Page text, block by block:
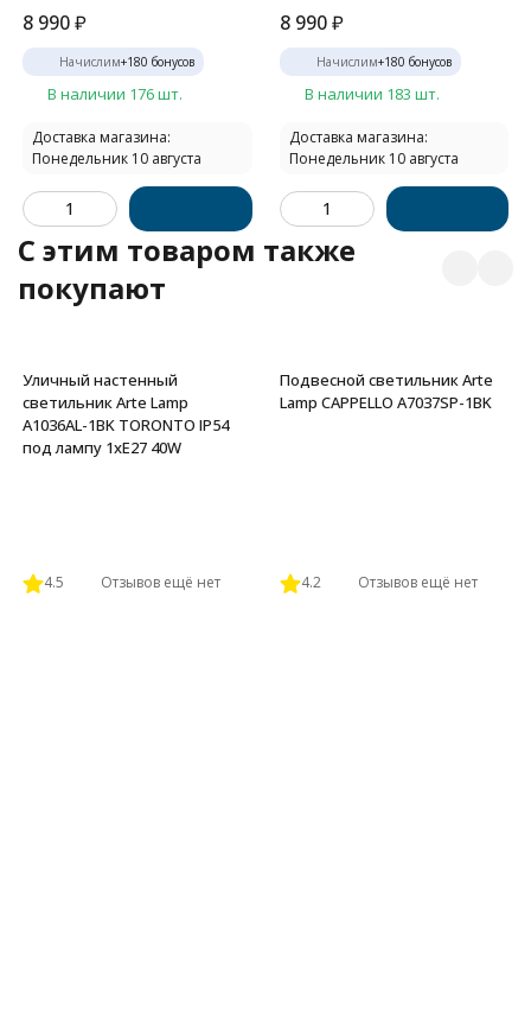
8 990₽
Начислим+180 бонусов
В наличии 176 шт.
Доставка магазина:
Понедельник 10 августа
8 990 ₽
Начислим+180 бонусов
В наличии 183 шт.
Доставка магазина:
Понедельник 10 августа
C этим товаром также
покупают
Уличный настенный
светильник Arte Lamp
A1036AL-1BK TORONTO IP54
под лампу 1xE27 40W
4.5 Отзывов ещё нет
Подвесной светильник Arte
Lamp CAPPELLO A7037SP-1BK
4.2 Отзывов ещё нет